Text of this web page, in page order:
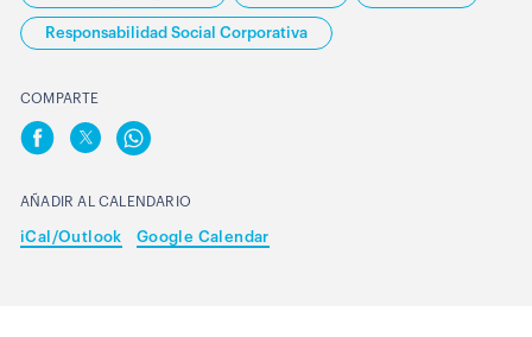
Responsabilidad Social Corporativa
COMPARTE
AÑADIR AL CALENDARIO
iCal/Outlook Google Calendar